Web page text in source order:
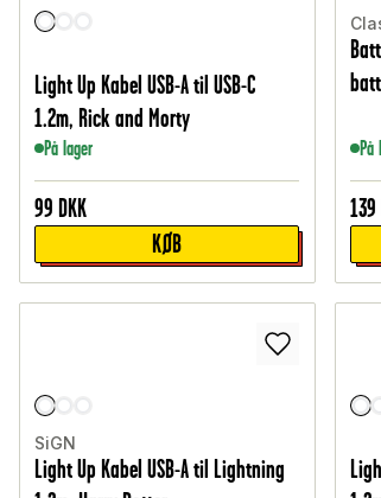
Light Up Kabel USB-A til USB-C
1.2m, Rick and Morty
På lager
99 DKK
KØB
139
SiGN
Light Up Kabel USB-A til Lightning